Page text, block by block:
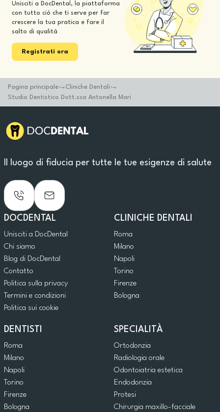
Unisciti a DocDental, la piattaforma
con tutto ciò che ti serve per far
crescere la tua pratica e fare il
salto di qualità
Registrati ora
Pagina principale
Cliniche Dentali
Studio Dentistico Dott.ssa Antonella Mari
Il luogo di fiducia per tutte le tue esigenze di salute
DOCDENTAL
Unisciti a DocDental
Chi siamo
Blog di DocDental
Contatto
Politica sulla privacy
Termini e condizioni
Politica sui cookie
CLINICHE DENTALI
Roma
Milano
Napoli
Torino
Firenze
Bologna
DENTISTI
Roma
Milano
Napoli
Torino
Firenze
Bologna
SPECIALITÀ
Ortodonzia
Radiologia orale
Odontoiatria estetica
Endodonzia
Protesi
Chirurgia maxillo-facciale